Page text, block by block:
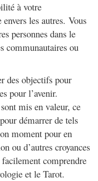
à votre
les autres. Vous
personnes dans le
communautaires ou
des objectifs pour
pour l’avenir.
mis en valeur, ce
démarrer de tels
moment pour en
ou d’autres croyances
comprendre
et le Tarot.